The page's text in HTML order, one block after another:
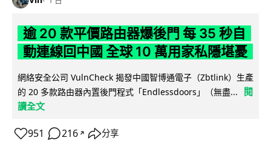
逾 20 款平價路由器爆後門 每 35 秒自
動連線回中國 全球 10 萬用家私隱堪憂
網絡安全公司 VulnCheck 揭發中國智博通電子（Zbtlink）生產
的 20 多款路由器內置後門程式「Endlessdoors」（無盡...
閱
讀全文
951 216 ↗ 分享